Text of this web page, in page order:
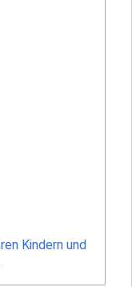
Kindern und